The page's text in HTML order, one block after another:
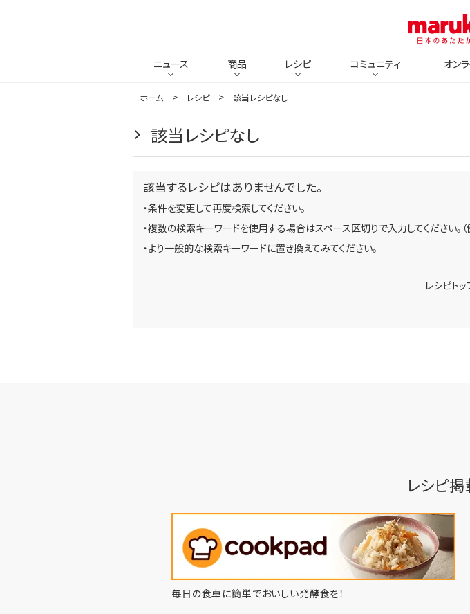
ニュース 商品 レシピ コミュニティ オン
ホーム レシピ 該当レシピなし
該当レシピなし
該当するレシピはありませんでした。
・条件を変更して再度検索してください。
・複数の検索キーワードを使用する場合はスペース区切りで入力してください。（例
・より一般的な検索キーワードに置き換えてみてください。
レシピト
レシピ
毎日の食卓に簡単でおいしい発酵食を！